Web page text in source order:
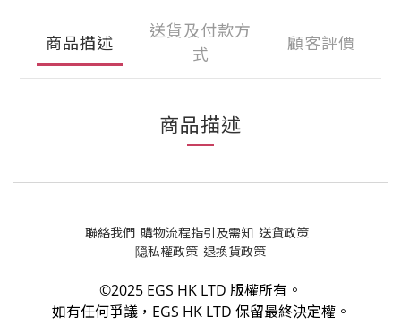
商品描述
送貨及付款方
式
顧客評價
商品描述
聯絡我們 購物流程指引及需知 送貨政策
隠私權政策 退換貨政策
©2025 EGS HK LTD 版權所有。
如有任何爭議， EGS HK LTD 保留最終決定權。